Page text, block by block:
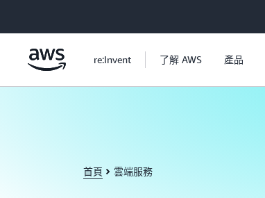
re:Invent 了解 AWS 產品
首頁 雲端服務